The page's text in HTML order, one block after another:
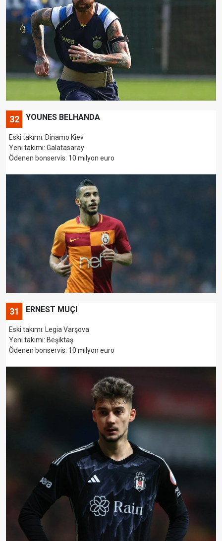
32 YOUNES BELHANDA
Eski takımı: Dinamo Kiev
Yeni takımı: Galatasaray
Ödenen bonservis: 10 milyon euro
31 ERNEST MUÇI
Eski takımı: Legia Varşova
Yeni takımı: Beşiktaş
Ödenen bonservis: 10 milyon euro